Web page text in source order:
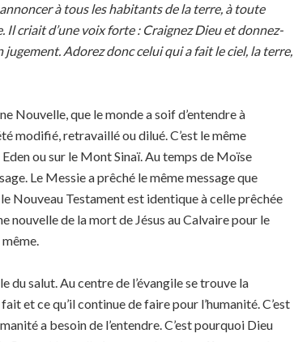
à tous les habitants de la terre, à toute
criait d’une voix forte : Craignez Dieu et donnez-
jugement. Adorez donc celui qui a fait le ciel, la terre,
Nouvelle, que le monde a soif d’entendre à
modifié, retravaillé ou dilué. C’est le même
ou sur le Mont Sinaï. Au temps de Moïse
Le Messie a prêché le même message que
Nouveau Testament est identique à celle prêchée
nouvelle de la mort de Jésus au Calvaire pour le
du salut. Au centre de l’évangile se trouve la
et ce qu’il continue de faire pour l’humanité. C’est
a besoin de l’entendre. C’est pourquoi Dieu